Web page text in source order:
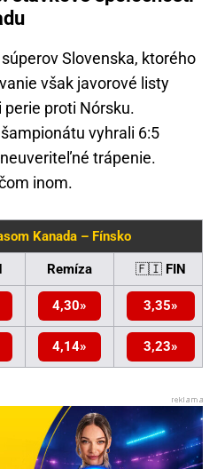
Slovenska, ktorého
však javorové listy
proti Nórsku.
vyhrali 6:5
trápenie.
inom.
Kanada – Fínsko
Remíza 🇫🇮 FIN
4,30 3,35
4,14 3,23